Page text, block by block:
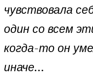
чувствовала
один со всем
когда-то он
иначе…